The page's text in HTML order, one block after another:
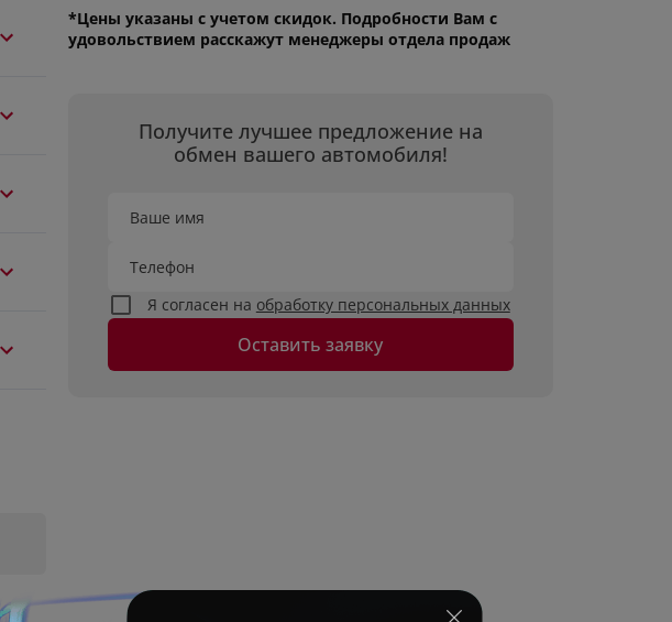
*Цены указаны с учетом скидок. Подробности Вам с
удовольствием расскажут менеджеры отдела продаж
Получите лучшее предложение на
обмен вашего автомобиля!
Ваше имя
Телефон
Я согласен на обработку персональных данных
Оставить заявку